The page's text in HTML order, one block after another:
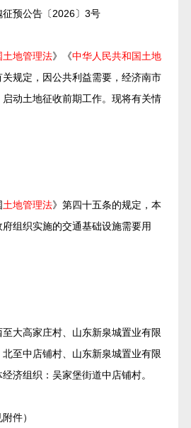
预公告〔2026〕3号
土地管理法》《中华人民共和国土地
关规定，因公共利益需要，经济南市
动土地征收前期工作。现将有关情
土地管理法》第四十五条的规定，本
组织实施的交通基础设施需要用
大高家庄村、山东新泉城置业有限
至中店铺村、山东新泉城置业有限
济组织：吴家堡街道中店铺村。
件）